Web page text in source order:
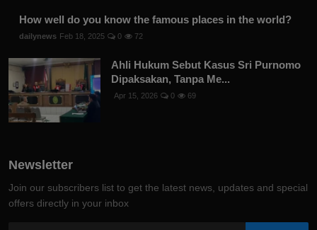
How well do you know the famous places in the world?
dailynews Feb 18, 2025 0 72
Ahli Hukum Sebut Kasus Sri Purnomo
Dipaksakan, Tanpa Me...
Apr 15, 2026 0 69
Newsletter
Join our subscribers list to get the latest news, updates and special
offers directly in your inbox